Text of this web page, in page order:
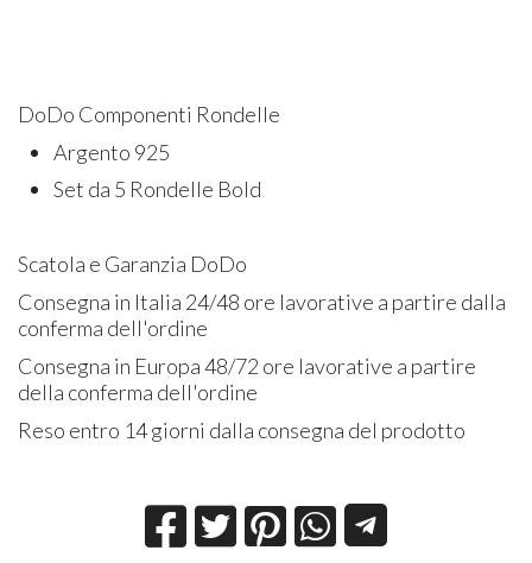
DoDo Componenti Rondelle
Argento 925
Set da 5 Rondelle Bold
Scatola e Garanzia DoDo
Consegna in Italia 24/48 ore lavorative a partire dalla
conferma dell'ordine
Consegna in Europa 48/72 ore lavorative a partire
della conferma dell'ordine
Reso entro 14 giorni dalla consegna del prodotto